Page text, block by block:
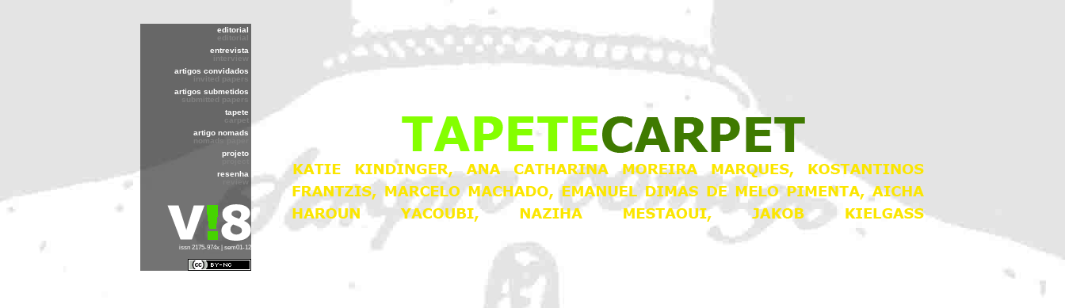
editorial
editorial
entrevista
interview
artigos convidados
invited papers
artigos submetidos
submitted papers
tapete
carpet
artigo nomads
nomads paper
projeto
resenha
issn 2175-974x | sem01-12